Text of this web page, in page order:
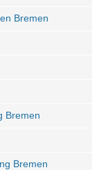
Bremen
Bremen
Bremen